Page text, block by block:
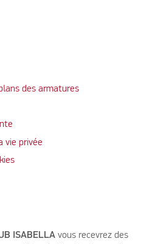
des armatures
vie privée
ISABELLA vous recevrez des